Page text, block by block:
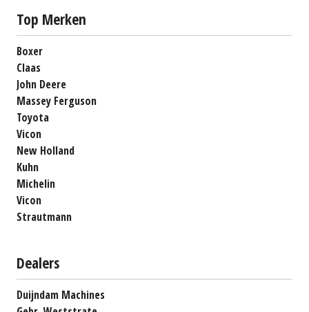
Top Merken
Boxer
Claas
John Deere
Massey Ferguson
Toyota
Vicon
New Holland
Kuhn
Michelin
Vicon
Strautmann
Dealers
Duijndam Machines